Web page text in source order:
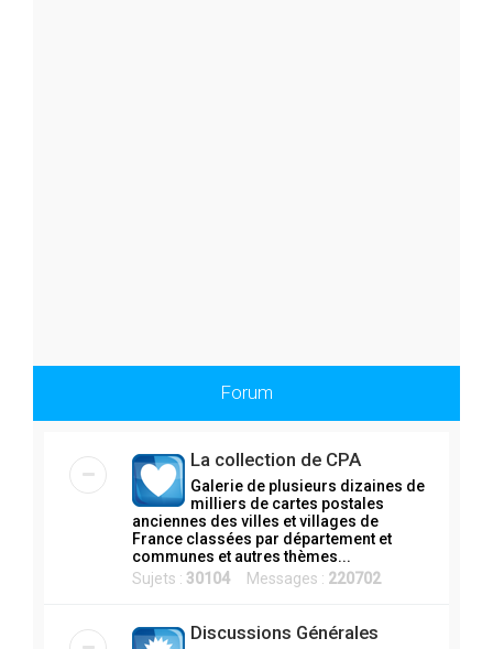
Forum
La collection de CPA
Galerie de plusieurs dizaines de
milliers de cartes postales
anciennes des villes et villages de
France classées par département et
communes et autres thèmes...
Sujets : 30104 Messages : 220702
Discussions Générales